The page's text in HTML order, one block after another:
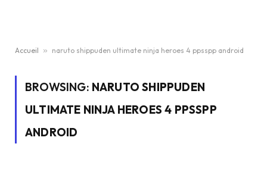
Accueil » naruto shippuden ultimate ninja heroes 4 ppsspp android
BROWSING: NARUTO SHIPPUDEN
ULTIMATE NINJA HEROES 4 PPSSPP
ANDROID